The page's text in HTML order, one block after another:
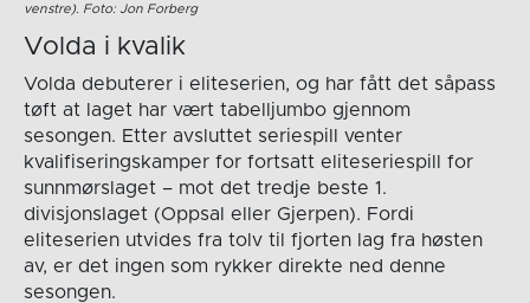
venstre). Foto: Jon Forberg
Volda i kvalik
Volda debuterer i eliteserien, og har fått det såpass
tøft at laget har vært tabelljumbo gjennom
sesongen. Etter avsluttet seriespill venter
kvalifiseringskamper for fortsatt eliteseriespill for
sunnmørslaget – mot det tredje beste 1.
divisjonslaget (Oppsal eller Gjerpen). Fordi
eliteserien utvides fra tolv til fjorten lag fra høsten
av, er det ingen som rykker direkte ned denne
sesongen.